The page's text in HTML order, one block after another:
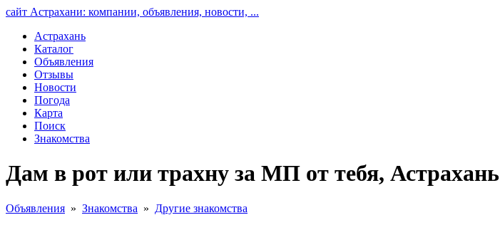
сайт Астрахани: компании, объявления, новости, ...
Астрахань
Каталог
Объявления
Отзывы
Новости
Погода
Карта
Поиск
Знакомства
Дам в рот или трахну за МП от тебя, Астрахань
Объявления » Знакомства » Другие знакомства